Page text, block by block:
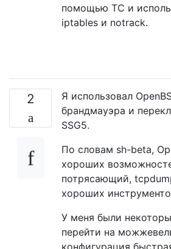
помощью TC и
iptables и notrack.
2
Я использовал
брандмауэра и
SSG5.
По словам sh-beta,
хороших
потрясающий,
хороших
У меня были
перейти на
конфигурация